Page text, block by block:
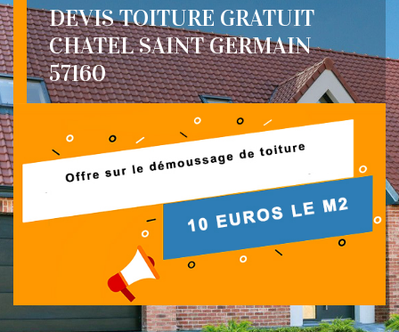
DEVIS TOITURE GRATUIT
CHATEL SAINT GERMAIN
57160